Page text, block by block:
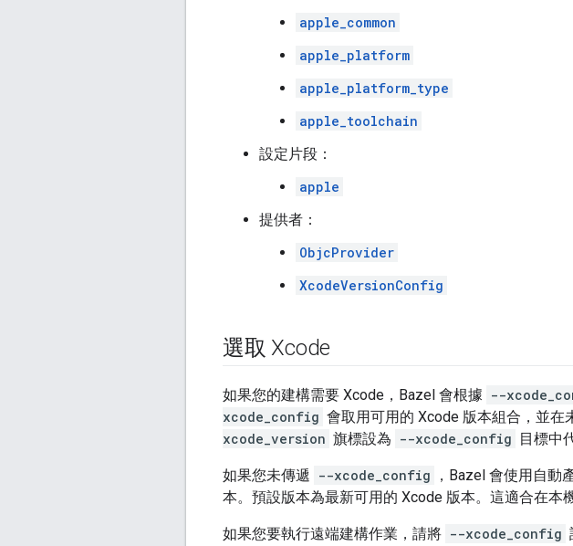
apple_common
apple_platform
apple_platform_type
apple_toolchain
設定片段：
apple
提供者：
ObjcProvider
XcodeVersionConfig
選取 Xcode
如果您的建構需要 Xcode，Bazel 會根據 --
xcode_config 會取用可用的 Xcode 版本組合，並在
xcode_version 旗標設為 --xcode_config 目標中
如果您未傳遞 --xcode_config ，Bazel 會使用自動
本。預設版本為最新可用的 Xcode 版本。這適合在本
如果您要執行遠端建構作業，請將 --xcode_config